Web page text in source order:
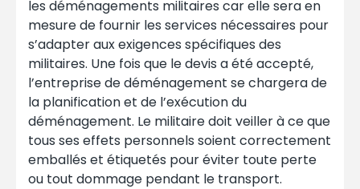
les déménagements militaires car elle sera en
mesure de fournir les services nécessaires pour
s’adapter aux exigences spécifiques des
militaires. Une fois que le devis a été accepté,
l’entreprise de déménagement se chargera de
la planification et de l’exécution du
déménagement. Le militaire doit veiller à ce que
tous ses effets personnels soient correctement
emballés et étiquetés pour éviter toute perte
ou tout dommage pendant le transport.